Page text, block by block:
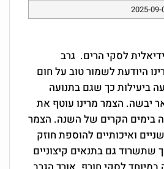
2025-09-
לסקי הרים. גרב
צמר מרינו היודעת לשמור טוב על חום
ביעילות כך שגם בתנועה
יבשה. הצמר מרינו עוטף את
בימים הקרים של השנה. הצמר
ואיכותיים להוספת חוזק
שתשרוד גם בתנאים קיצוניים